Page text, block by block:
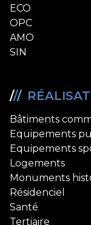
ECO
OPC
AMO
SIN
///
Bâtiments
Equipements
Equipements
Logements
Monuments
Résidenciel
Santé
Tertiaire